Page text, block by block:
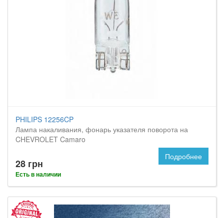
PHILIPS 12256CP
Лампа накаливания, фонарь указателя поворота на
CHEVROLET Camaro
28 грн
Есть в наличии
Подробнее